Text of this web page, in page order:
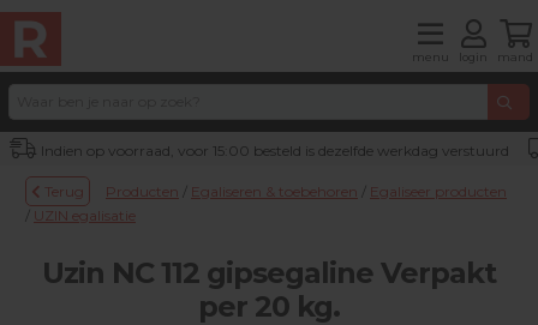
menu login mand
Indien op voorraad, voor 15:00 besteld is dezelfde werkdag verstuurd
Terug Producten / Egaliseren & toebehoren / Egaliseer producten
/ UZIN egalisatie
Uzin NC 112 gipsegaline Verpakt
per 20 kg.